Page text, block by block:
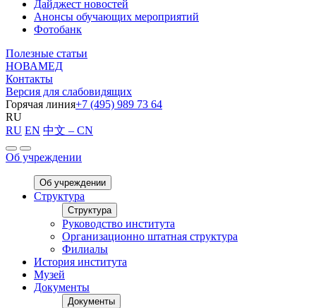
Дайджест новостей
Анонсы обучающих мероприятий
Фотобанк
Полезные статьи
НОВАМЕД
Контакты
Версия для слабовидящих
Горячая линия+7 (495) 989 73 64
RU
RU EN 中文 – CN
Об учреждении
Об учреждении
Структура
Структура
Руководство института
Организационно штатная структура
Филиалы
История института
Музей
Документы
Документы